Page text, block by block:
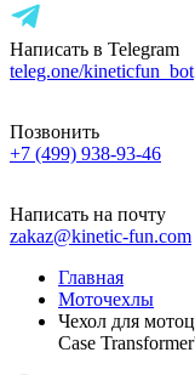
Написать в Telegram
teleg.one/kineticfun_bot
Позвонить
+7 (499) 938-93-46
Написать на почту
zakaz@kinetic-fun.com
Главная
Моточехлы
Чехол для
Case